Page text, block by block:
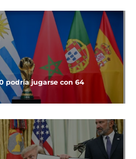
podría jugarse con 64